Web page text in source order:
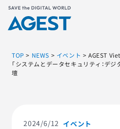
TOP > NEWS > イベント >AGEST
「システムとデータセキュリティ：デ
壇
2024/6/12 イベント